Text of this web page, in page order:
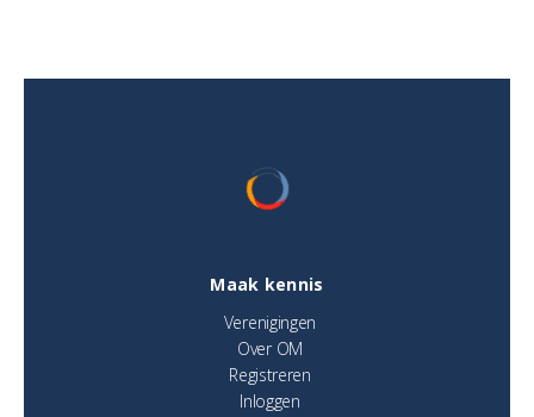
Maak kennis
Verenigingen
Over OM
Registreren
Inloggen